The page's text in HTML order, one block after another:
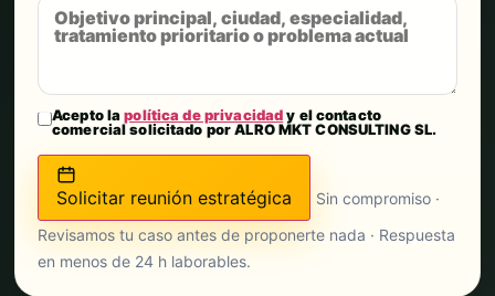
Acepto lapolítica de privacidady el contacto
comercial solicitado por ALRO MKT CONSULTING SL.
Solicitar reunión estratégica
Sin compromiso ·
Revisamos tu caso antes de proponerte nada · Respuesta
en menos de 24 h laborables.